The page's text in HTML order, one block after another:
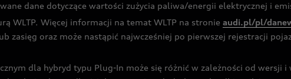
dane dotyczące wartości zużycia paliwa/energii elektrycznej i
WLTP. Więcej informacji na temat WLTP na stronie audi.pl/pl/
zasięg oraz może nastąpić najwcześniej po pierwszej rejestracji
dla hybryd typu Plug-In może się różnić w zależności od wersji i